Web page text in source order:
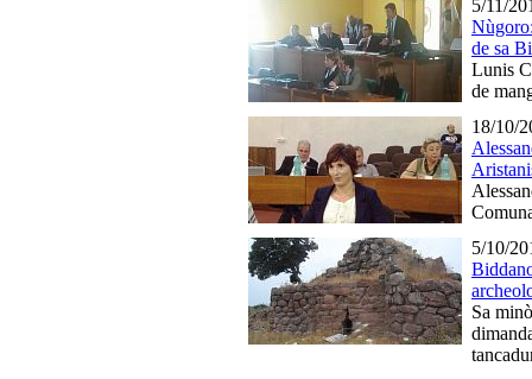
5/11/
de sa
Lunis
de
18/10/
5/10/
Sa